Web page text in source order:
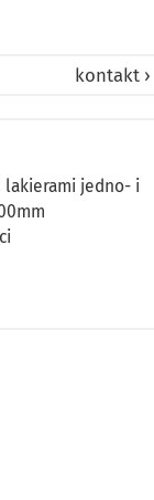
kontakt ›
lakierami jedno- i